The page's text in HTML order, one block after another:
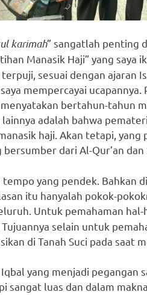
karimah” sangatlah penting
Manasik Haji” yang saya
sesuai dengan ajaran
mempercayai
bertahun-tahun
lainnya adalah bahwa
haji. Akan tetapi, yang
dari Al-Qur’an dan
yang pendek. Bahkan
itu hanyalah pokok-
Untuk pemahaman
selain untuk
di Tanah Suci pada saat
yang menjadi pegangan
sangat luas dan dalam